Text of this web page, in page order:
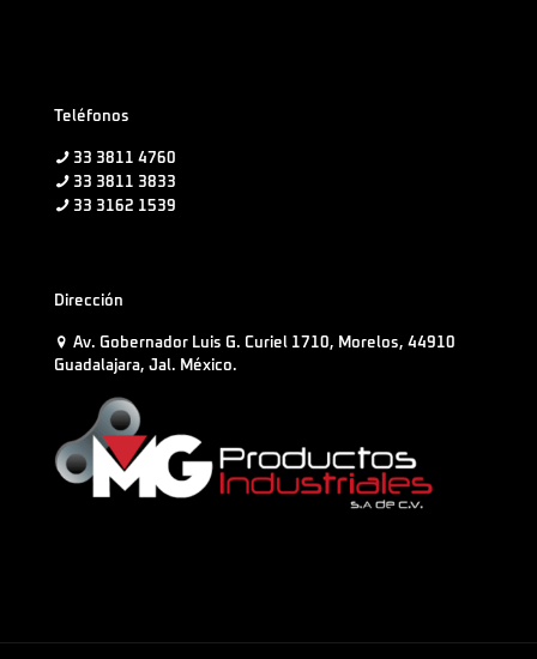
Teléfonos
33 3811 4760
33 3811 3833
33 3162 1539
Dirección
Av. Gobernador Luis G. Curiel 1710, Morelos, 44910
Guadalajara, Jal. México.